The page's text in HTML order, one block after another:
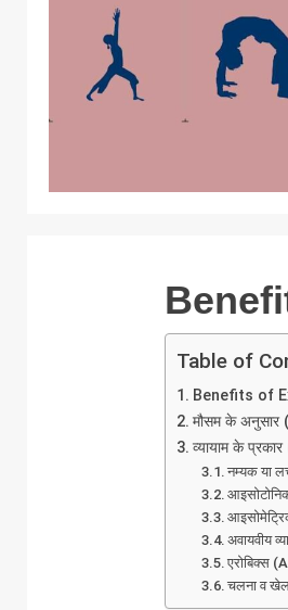
Table of
Benefits of
मौसम के
व्यायाम के
नम्यक या
अवायवीय
एरोबिक्स
चलना व